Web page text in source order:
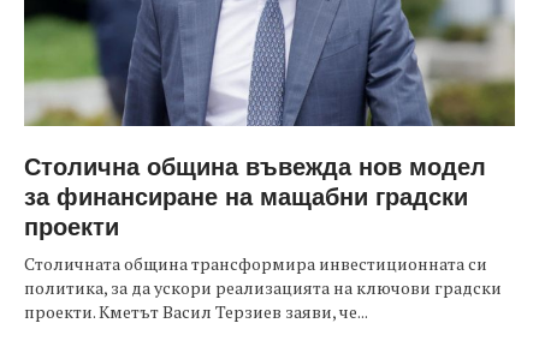
Столична община въвежда нов модел
за финансиране на мащабни градски
проекти
Столичната община трансформира инвестиционната си
политика, за да ускори реализацията на ключови градски
проекти. Кметът Васил Терзиев заяви, че...